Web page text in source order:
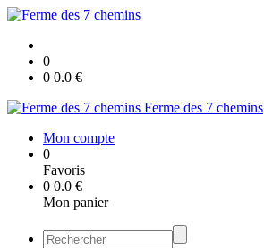
0
0 0.0 €
Ferme des 7 chemins
Mon compte
0
Favoris
0 0.0 €
Mon panier